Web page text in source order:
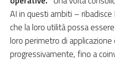
AI in questi ambiti –
che la loro utilità possa
loro perimetro di
progressivamente, fino a